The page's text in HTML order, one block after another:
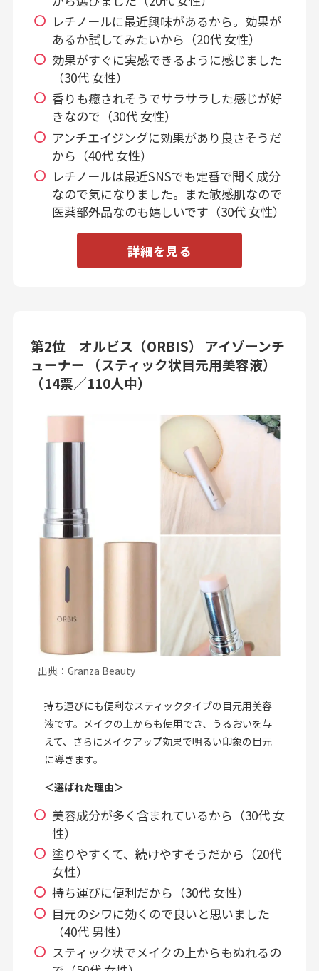
レチノールに最近興味があるから。効果が
あるか試してみたいから（20代 女性）
効果がすぐに実感できるように感じました
（30代 女性）
香りも癒されそうでサラサラした感じが好
きなので（30代 女性）
アンチエイジングに効果があり良さそうだ
から（40代 女性）
レチノールは最近SNSでも定番で聞く成分
なので気になりました。また敏感肌なので
医薬部外品なのも嬉しいです（30代 女性）
詳細を見る
第2位 オルビス（ORBIS） アイゾーンチ
ューナー （スティック状目元用美容液）
（14票／110人中）
出典：Granza Beauty
持ち運びにも便利なスティックタイプの目元用美容
液です。メイクの上からも使用でき、うるおいを与
えて、さらにメイクアップ効果で明るい印象の目元
に導きます。
＜選ばれた理由＞
美容成分が多く含まれているから（30代 女
性）
塗りやすくて、続けやすそうだから（20代
女性）
持ち運びに便利だから（30代 女性）
目元のシワに効くので良いと思いました
（40代 男性）
スティック状でメイクの上からもぬれるの